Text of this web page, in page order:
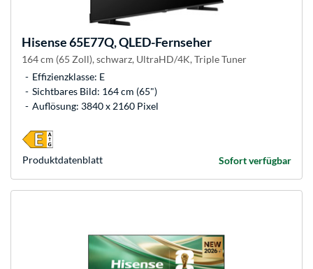
Hisense65E77Q, QLED-Fernseher
164 cm (65 Zoll), schwarz, UltraHD/4K, Triple Tuner
Effizienzklasse: E
Sichtbares Bild: 164 cm (65")
Auflösung: 3840 x 2160 Pixel
Sofort verfügbar
Produkt­datenblatt